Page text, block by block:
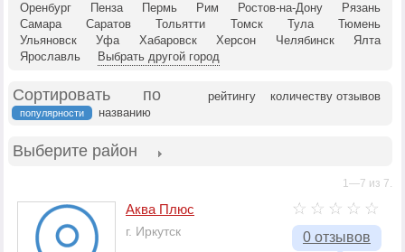
Оренбург
Пенза Пермь Рим Ростов-на-Дону
Рязань
Самара
Саратов Тольятти Томск Тула
Тюмень
Ульяновск
Уфа Хабаровск Херсон Челябинск
Ялта
Ярославль
Выбрать другой город
Сортировать по рейтингу количеству отзывов
популярности названию
Выберите район
1—7 из 7.
0 отзывов
Аква Плюс
г. Иркутск